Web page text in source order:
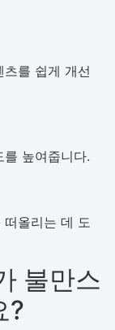
를 쉽게 개선
높여줍니다.
올리는 데 도
불만스
?